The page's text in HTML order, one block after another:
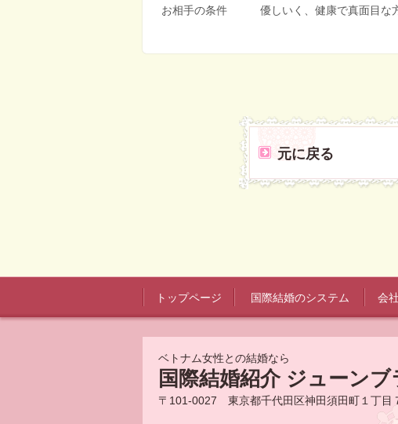
お相手の条件 優しいく、健康で真面目な
元に戻る
トップページ 国際結婚のシステム 会
ベトナム女性との結婚なら
国際結婚紹介 ジューンブ
〒101-0027 東京都千代田区神田須田町１丁